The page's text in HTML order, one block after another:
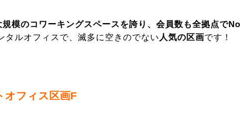
模のコワーキングスペースを誇り、会員数も全拠点で
タルオフィスで、滅多に空きのでない 人気の区画です！
オフィス区画F